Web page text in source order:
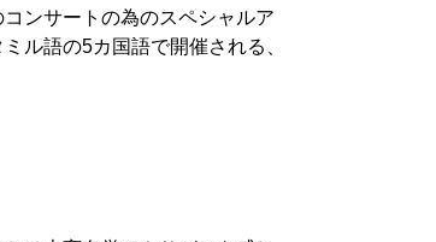
ンサートの為のスペシャルア
ル語の5カ国語で開催される、